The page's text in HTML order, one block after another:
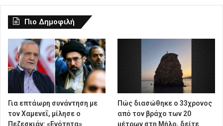
Πιο Δημοφιλή
Για επτάωρη συνάντηση με
τον Χαμενεΐ, μίλησε ο
Πεζεσκιάν: «Ενότητα»
Πώς διασώθηκε ο 33χρονος
από τον βράχο των 20
μέτρων στη Μήλο, δείτε